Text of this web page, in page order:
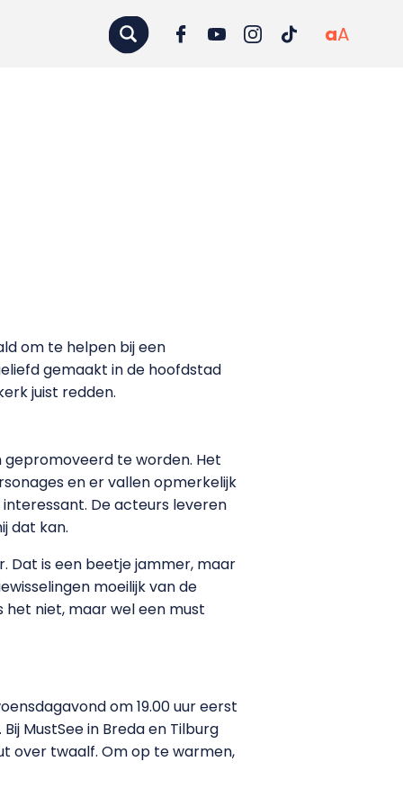
aA
om te helpen bij een
gemaakt in de hoofdstad
juist redden.
te worden. Het
en er vallen opmerkelijk
De acteurs leveren
dat kan.
Dat is een beetje jammer, maar
moeilijk van de
het niet, maar wel een must
om 19.00 uur eerst
. Bij MustSee in Breda en Tilburg
over twaalf. Om op te warmen,